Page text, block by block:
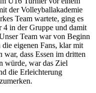
der Volleyballakademie
Team wartete, ging es
4 in der Gruppe und damit
Team war von Beginn
eigenen Fans, klar mit
war, dass Essen im dritten
würde, war das Ziel
die Erleichterung